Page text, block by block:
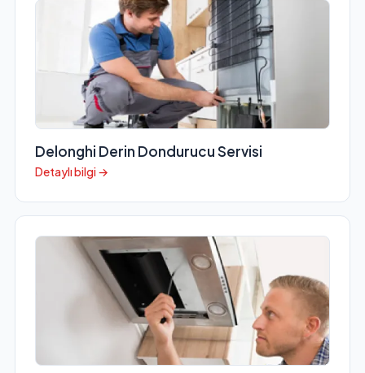
Delonghi Derin Dondurucu Servisi
Detaylı bilgi →